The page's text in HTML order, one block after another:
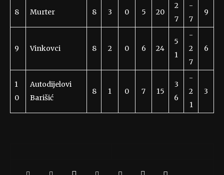
8 Murter 8 3 0 5 20
2
7
-
7
9
9 Vinkovci 8 2 0 6 24
5
1
-
2
7
6
1
0
Autodijelovi
Barišić
8 1 0 7 15
3
6
-
2
1
3